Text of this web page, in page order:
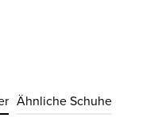
Ähnliche Schuhe